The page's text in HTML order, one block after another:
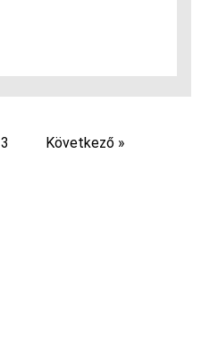
3 Következő »